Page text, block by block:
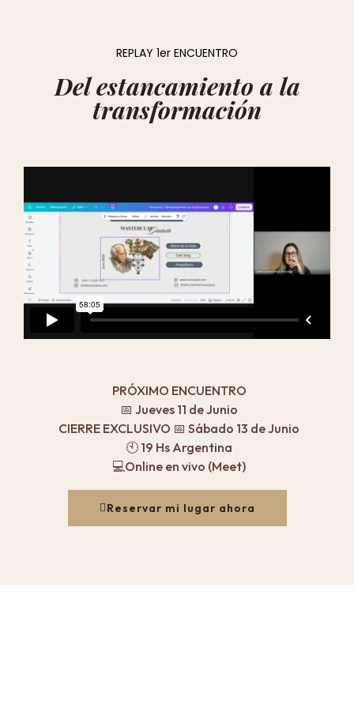
REPLAY 1er ENCUENTRO
Del estancamiento a la
transformación
PRÓXIMO ENCUENTRO
📅 Jueves 11 de Junio
CIERRE EXCLUSIVO 📅 Sábado 13 de Junio
🕙 19 Hs Argentina
💻Online en vivo (Meet)
Reservar mi lugar ahora